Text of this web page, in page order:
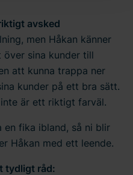
hur du kan kontakta oss.
för när du kontaktade
avsked
men Håkan känner
sina kunder till
att kunna trappa ner
kunder på ett bra sätt.
är ett riktigt farväl.
fika ibland, så ni blir
Håkan med ett leende.
tydligt råd: